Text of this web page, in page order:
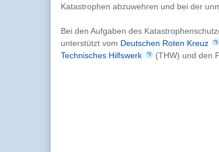
Katastrophen abzuwehren und bei der
Bei den Aufgaben des
unterstützt vom Deutschen Roten Kreuz
Technisches Hilfswerk
(THW) und den